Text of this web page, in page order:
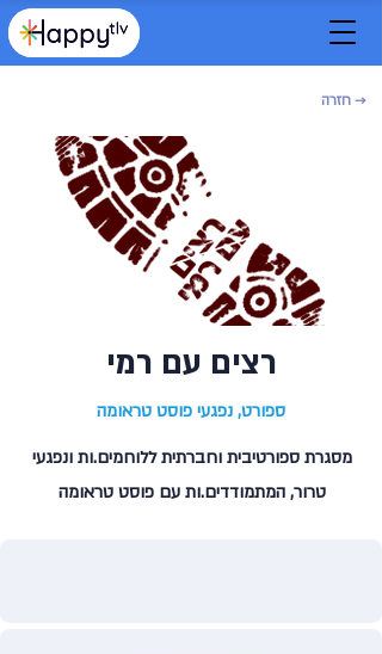
→ חזרה
רצים עם רמי
ספורט, נפגעי פוסט טראומה
מסגרת ספורטיבית וחברתית ללוחמים.ות ונפגעי
טרור, המתמודדים.ות עם פוסט טראומה